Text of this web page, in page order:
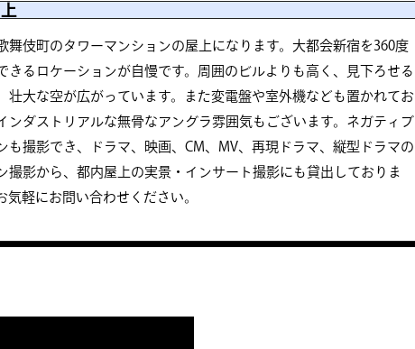
舞伎町のタワーマンションの屋上になります。大都会新宿を360度
きるロケーションが自慢です。周囲のビルよりも高く、見下ろせる
壮大な空が広がっています。また変電盤や室外機なども置かれてお
ンダストリアルな無骨なアングラ雰囲気もございます。ネガティブ
も撮影でき、ドラマ、映画、CM、MV、再現ドラマ、縦型ドラマの
撮影から、都内屋上の実景・インサート撮影にも貸出しておりま
気軽にお問い合わせください。